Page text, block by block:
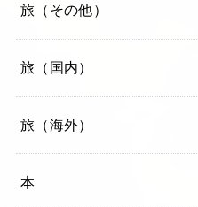
旅（その他）
旅（国内）
旅（海外）
本